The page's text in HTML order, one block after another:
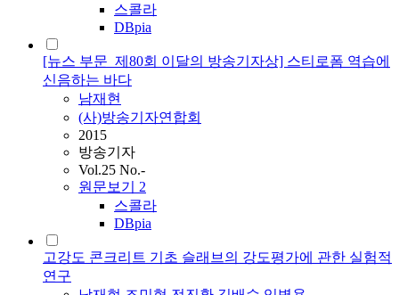
스콜라
DBpia
[뉴스 부문_제80회 이달의 방송기자상] 스티로폼 역습에
신음하는 바다
남재현
(사)방송기자연합회
2015
방송기자
Vol.25 No.-
원문보기 2
스콜라
DBpia
고강도 콘크리트 기초 슬래브의 강도평가에 관한 실험적
연구